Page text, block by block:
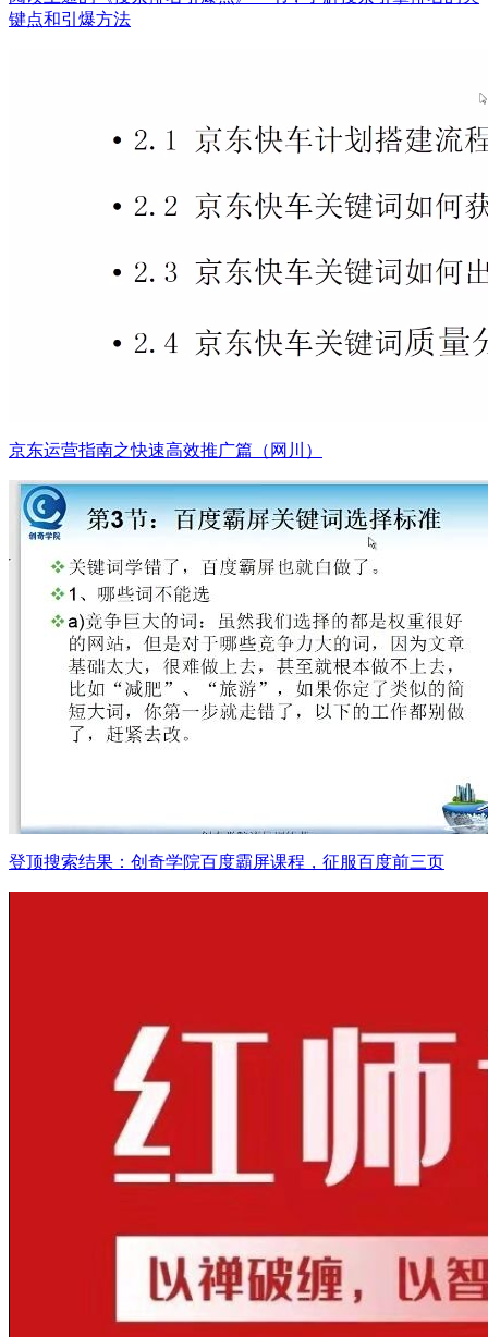
键点和引爆方法
京东运营指南之快速高效推广篇（网川）
登顶搜索结果：创奇学院百度霸屏课程，征服百度前三页